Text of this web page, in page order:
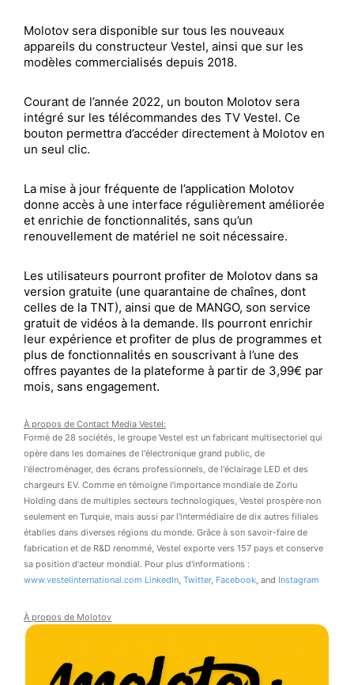
Molotov sera disponible sur tous les nouveaux
appareils du constructeur Vestel, ainsi que sur les
modèles commercialisés depuis 2018.
Courant de l’année 2022, un bouton Molotov sera
intégré sur les télécommandes des TV Vestel. Ce
bouton permettra d’accéder directement à Molotov en
un seul clic.
La mise à jour fréquente de l’application Molotov
donne accès à une interface régulièrement améliorée
et enrichie de fonctionnalités, sans qu’un
renouvellement de matériel ne soit nécessaire.
Les utilisateurs pourront profiter de Molotov dans sa
version gratuite (une quarantaine de chaînes, dont
celles de la TNT), ainsi que de MANGO, son service
gratuit de vidéos à la demande. Ils pourront enrichir
leur expérience et profiter de plus de programmes et
plus de fonctionnalités en souscrivant à l’une des
offres payantes de la plateforme à partir de 3,99€ par
mois, sans engagement.
À propos de Contact Media Vestel:
Formé de 28 sociétés, le groupe Vestel est un fabricant multisectoriel qui
opère dans les domaines de l'électronique grand public, de
l'électroménager, des écrans professionnels, de l'éclairage LED et des
chargeurs EV. Comme en témoigne l'importance mondiale de Zorlu
Holding dans de multiples secteurs technologiques, Vestel prospère non
seulement en Turquie, mais aussi par l'intermédiaire de dix autres filiales
établies dans diverses régions du monde. Grâce à son savoir-faire de
fabrication et de R&D renommé, Vestel exporte vers 157 pays et conserve
sa position d'acteur mondial. Pour plus d'informations :
www.vestelinternational.com LinkedIn, Twitter, Facebook, and Instagram
À propos de Molotov